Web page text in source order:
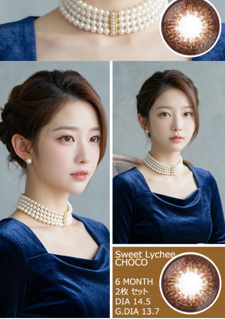
【6ヶ月/遠視用】 スイート ライチ チョコ、乱視用カラコン、乱視カラ
コン、格安乱視用カラコン、激安乱視用カラコン、韓国乱視カラコン、
遠視用カラコン、遠視カラコン、乱視用カラーコンタクト、格安乱視用
カラコン専門店のACUVUE (アキューブ)ACUVUE (アキューブ)
【6ヶ月/遠視用】 スイート ライチ チョコ、乱視用カラコン、乱視カラ
コン、格安乱視用カラコン、激安乱視用カラコン、韓国乱視カラコン、
遠視用カラコン、遠視カラコン、乱視用カラーコンタクト、格安乱視用
【6ヶ月/遠視用】 スイート ライチ チョコ、乱視用カラコン、乱視カラ
コン、格安乱視用カラコン、激安乱視用カラコン、韓国乱視カラコン、
遠視用カラコン、遠視カラコン、乱視用カラーコンタクト、格安乱視用
カラコン専門店のCLALEN (クラレン)
CLALEN (クラレン)
【6ヶ月/遠視用】 スイート ライチ チョコ、乱視用カラコン、乱視カラ
コン、格安乱視用カラコン、激安乱視用カラコン、韓国乱視カラコン、
遠視用カラコン、遠視カラコン、乱視用カラーコンタクト、格安乱視用
カラコン専門店のポプラーシリーズ (トリカ)
ポプラーシリーズ (トリ
カ)
【6ヶ月/遠視用】 スイート ライチ チョコ、乱視用カラコン、乱視カラ
コン、格安乱視用カラコン、激安乱視用カラコン、韓国乱視カラコン、
遠視用カラコン、遠視カラコン、乱視用カラーコンタクト、格安乱視用
カラコン専門店のナチュレシリーズ (トリカ) ナチュレシリーズ (トリ
【6ヶ月/遠視用】 スイート ライチ チョコ、乱視用カラコン、乱視カラ
コン、格安乱視用カラコン、激安乱視用カラコン、韓国乱視カラコン、
遠視用カラコン、遠視カラコン、乱視用カラーコンタクト、格安乱視用
カラコン専門店のシークレットシリーズ (トリカ)
シークレットシリー
ズ (トリカ)
【6ヶ月/遠視用】 スイート ライチ チョコ、乱視用カラコン、乱視カラ
コン、格安乱視用カラコン、激安乱視用カラコン、韓国乱視カラコン、
遠視用カラコン、遠視カラコン、乱視用カラーコンタクト、格安乱視用
カラコン専門店のオーバールック (トリカ)
オーバールック (トリカ)
【6ヶ月/遠視用】 スイート ライチ チョコ、乱視用カラコン、乱視カラ
コン、格安乱視用カラコン、激安乱視用カラコン、韓国乱視カラコン、
遠視用カラコン、遠視カラコン、乱視用カラーコンタクト、格安乱視用
カラコン専門店のアクマシリーズ (トリカ) アクマシリーズ (トリカ)
【6ヶ月/遠視用】 スイート ライチ チョコ、乱視用カラコン、乱視カラ